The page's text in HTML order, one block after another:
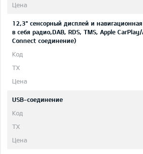
12,3" сенсорный дисплей и
в себя радио,DAB, RDS, TMS, Apple
Connect соединение)
USB-соединение